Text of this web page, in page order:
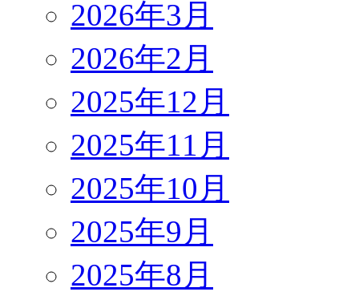
2026年3月
2026年2月
2025年12月
2025年11月
2025年10月
2025年9月
2025年8月